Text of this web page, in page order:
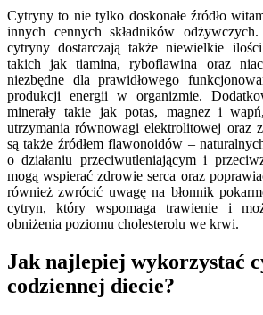
Cytryny to nie tylko doskonałe źródło
innych cennych składników
cytryny dostarczają także niewielkie
takich jak tiamina, ryboflawina oraz
niezbędne dla prawidłowego
produkcji energii w organizmie.
minerały takie jak potas, magnez i
utrzymania równowagi elektrolitowej oraz
są także źródłem flawonoidów –
o działaniu przeciwutleniającym i
mogą wspierać zdrowie serca oraz
również zwrócić uwagę na błonnik
cytryn, który wspomaga trawienie i
obniżenia poziomu cholesterolu we krwi.
Jak najlepiej wykorzystać
codziennej diecie?